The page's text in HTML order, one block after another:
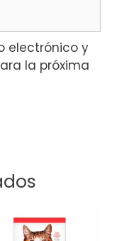
electrónico y
la próxima